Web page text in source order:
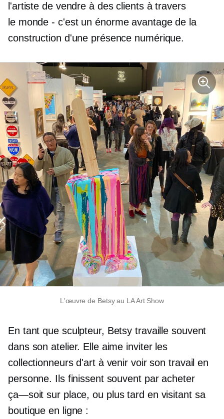
l'artiste de vendre à des clients à travers
le monde - c'estun énorme avantage de la
construction d'une présence numérique.
L'œuvre de Betsy au LA Art Show
En tant que sculpteur, Betsy travaille souvent
dans son atelier. Elle aime inviter les
collectionneurs d'art à venir voir son travail en
personne. Ils finissent souvent par acheter
ça—soit sur place, ou plus tard en visitant sa
boutique en ligne :